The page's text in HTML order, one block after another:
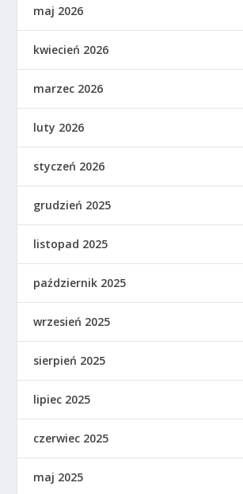
maj 2026
kwiecień 2026
marzec 2026
luty 2026
styczeń 2026
grudzień 2025
listopad 2025
październik 2025
wrzesień 2025
sierpień 2025
lipiec 2025
czerwiec 2025
maj 2025